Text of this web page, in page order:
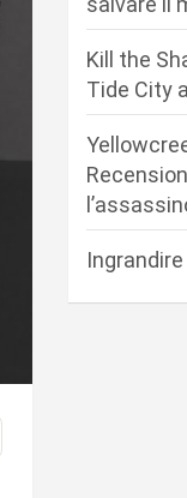
Kill the
Tide City